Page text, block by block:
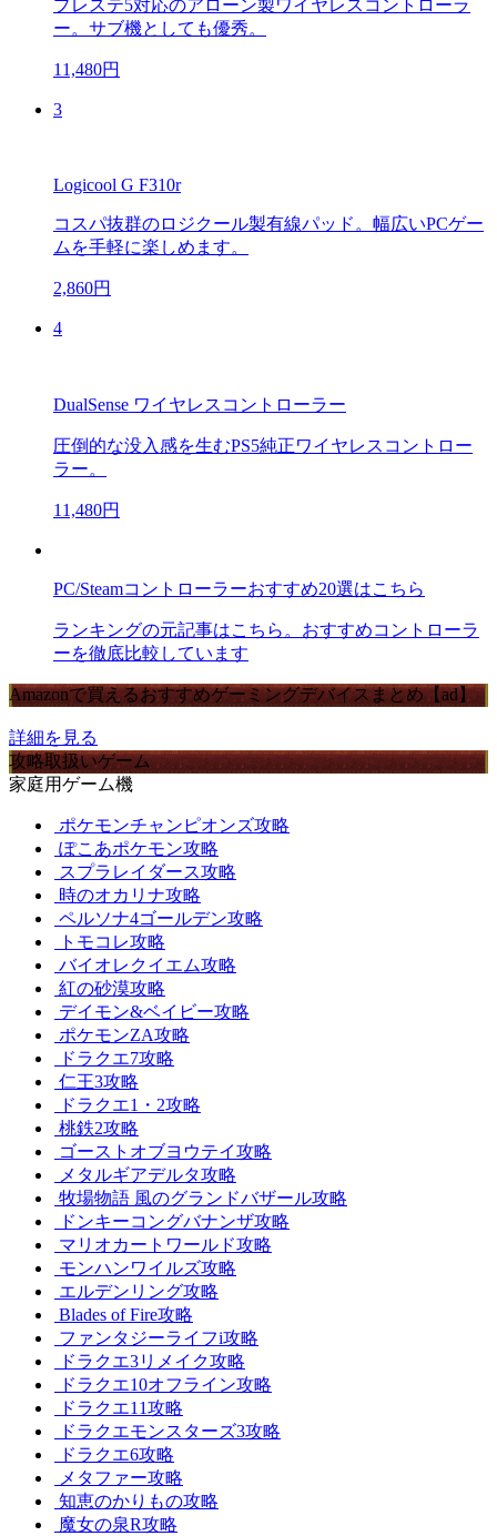
プレステ5対応のアローン製ワイヤレスコントローラ
ー。サブ機としても優秀。
11,480円
3
Logicool G F310r
コスパ抜群のロジクール製有線パッド。幅広いPCゲー
ムを手軽に楽しめます。
2,860円
4
DualSense ワイヤレスコントローラー
圧倒的な没入感を生むPS5純正ワイヤレスコントロー
ラー。
11,480円
PC/Steamコントローラーおすすめ20選はこちら
ランキングの元記事はこちら。おすすめコントローラ
ーを徹底比較しています
Amazonで買えるおすすめゲーミングデバイスまとめ【ad】
詳細を見る
攻略取扱いゲーム
家庭用ゲーム機
ポケモンチャンピオンズ攻略
ぽこあポケモン攻略
スプラレイダース攻略
時のオカリナ攻略
ペルソナ4ゴールデン攻略
トモコレ攻略
バイオレクイエム攻略
紅の砂漠攻略
デイモン&ベイビー攻略
ポケモンZA攻略
ドラクエ7攻略
仁王3攻略
ドラクエ1・2攻略
桃鉄2攻略
ゴーストオブヨウテイ攻略
メタルギアデルタ攻略
牧場物語 風のグランドバザール攻略
ドンキーコングバナンザ攻略
マリオカートワールド攻略
モンハンワイルズ攻略
エルデンリング攻略
Blades of Fire攻略
ファンタジーライフi攻略
ドラクエ3リメイク攻略
ドラクエ10オフライン攻略
ドラクエ11攻略
ドラクエモンスターズ3攻略
ドラクエ6攻略
メタファー攻略
知恵のかりもの攻略
魔女の泉R攻略